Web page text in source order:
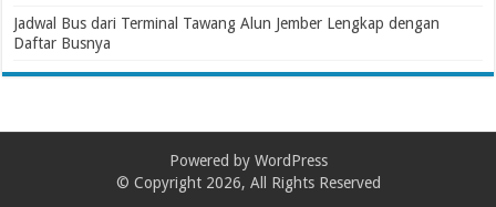
Jadwal Bus dari Terminal Tawang Alun Jember Lengkap dengan
Daftar Busnya
Powered by WordPress
© Copyright 2026, All Rights Reserved